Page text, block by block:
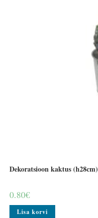
Dekoratsioon kaktus (h28cm)
0.80€
Lisa korvi